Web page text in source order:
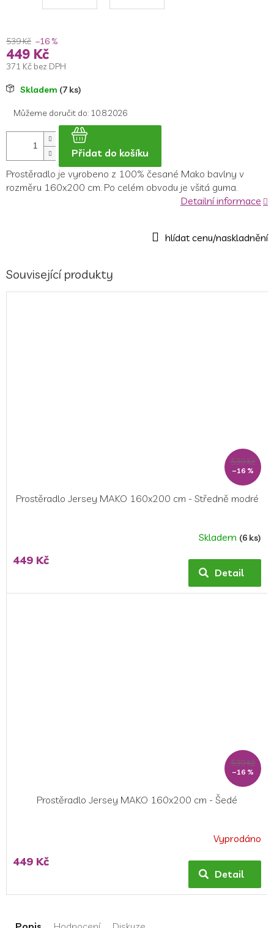
539 Kč –16 %
449 Kč
371 Kč bez DPH
MěrnáSkladem (7 ks)
Můžeme doručit do: 10.8.2026
Přidat do košíku
Prostěradlo je vyrobeno z 100% česané Mako bavlny v
rozměru 160x200 cm. Po celém obvodu je všitá guma.
Detailní informace
Související produkty
539 Kč
–16 %
Prostěradlo Jersey MAKO 160x200 cm - Středně modré
Skladem (6 ks)
449 Kč
Detail
539 Kč
–16 %
Prostěradlo Jersey MAKO 160x200 cm - Šedé
hodnocení
produktu
5,0
5
Vyprodáno
449 Kč
Detail